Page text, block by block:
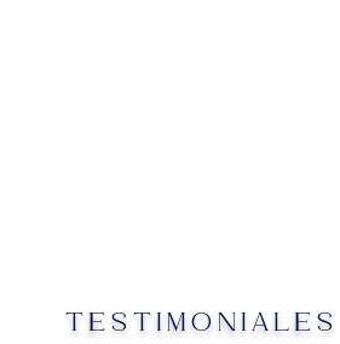
TESTIMONIALES